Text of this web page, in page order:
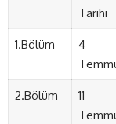
Tarihi
1.Bölüm
4
2.Bölüm
11